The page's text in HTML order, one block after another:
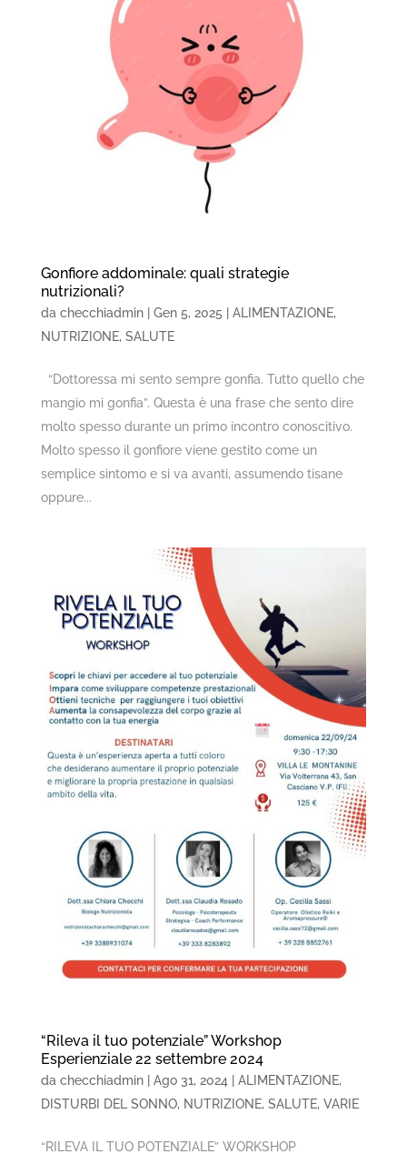
Gonfiore addominale: quali strategie
nutrizionali?
da checchiadmin| Gen 5, 2025 ALIMENTAZIONE,
NUTRIZIONE, SALUTE
“Dottoressa mi sento sempre gonfia. Tutto quello che
mangio mi gonfia”. Questa è una frase che sento dire
molto spesso durante un primo incontro conoscitivo.
Molto spesso il gonfiore viene gestito come un
semplice sintomo e si va avanti, assumendo tisane
oppure...
“Rileva il tuo potenziale” Workshop
Esperienziale 22 settembre 2024
da checchiadmin| Ago 31, 2024 ALIMENTAZIONE,
DISTURBI DEL SONNO, NUTRIZIONE, SALUTE, VARIE
“RILEVA IL TUO POTENZIALE” WORKSHOP